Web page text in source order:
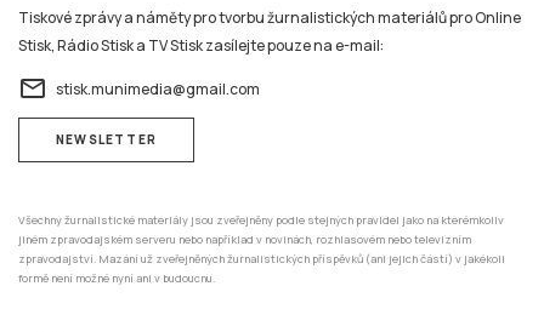
Tiskové zprávy a náměty pro tvorbu žurnalistických materiálů pro Online
Stisk, Rádio Stisk a TV Stisk zasílejte pouze na e-mail:
email stisk.munimedia@gmail.com
NEWSLETTER
Všechny žurnalistické materiály jsou zveřejněny podle stejných pravidel jako na kterémkoliv
jiném zpravodajském serveru nebo například v novinách, rozhlasovém nebo televizním
zpravodajství. Mazání už zveřejněných žurnalistických příspěvků (ani jejich částí) v jakékoli
formě není možné nyní ani v budoucnu.